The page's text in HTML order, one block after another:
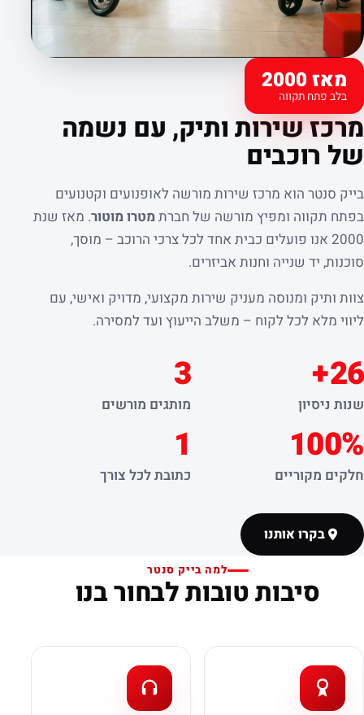
מאז 2000
בלב פתח תקווה
קצת עלינו
מרכז שירות ותיק, עם נשמה
של רוכבים
בייק סנטר הוא מרכז שירות מורשה לאופנועים וקטנועים
בפתח תקווה ומפיץ מורשה של חברת מטרו מוטור. מאז שנת
2000 אנו פועלים כבית אחד לכל צרכי הרוכב – מוסך,
סוכנות, יד שנייה וחנות אביזרים.
צוות ותיק ומנוסה מעניק שירות מקצועי, מדויק ואישי, עם
ליווי מלא לכל לקוח – משלב הייעוץ ועד למסירה.
26+
שנות ניסיון
3
מותגים מורשים
100%
חלקים מקוריים
1
כתובת לכל צורך
בקרו אותנו
למה בייק סנטר
סיבות טובות לבחור בנו